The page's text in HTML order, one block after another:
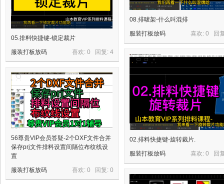
08.排唛架-什么叫混排
喜欢: 0 回
服装打板放码
05.排料快捷键-锁定裁片
喜欢: 0 回复: 4
服装打板放码
02.排料快捷键-旋转裁片.
喜欢: 0 回
服装打板放码
56尊贵VIP会员答疑-2个DXF文件合并
保存prj文件排料设置间隔位布纹线设
置
喜欢: 0 回复: 0
服装打板放码